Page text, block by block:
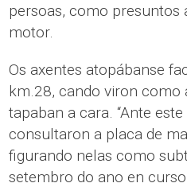
persoas, como presuntos
motor.
Os axentes atopábanse
km.28, cando viron como
tapaban a cara. “Ante
consultaron a placa de
figurando nelas como
setembro do ano en